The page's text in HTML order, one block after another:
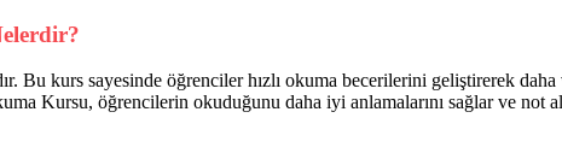
Bu kurs sayesinde öğrenciler hızlı okuma becerilerini geliştirerek
Kursu, öğrencilerin okuduğunu daha iyi anlamalarını sağlar ve not